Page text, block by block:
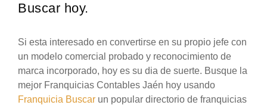
Buscar hoy.
Si esta interesado en convertirse en su propio jefe con
un modelo comercial probado y reconocimiento de
marca incorporado, hoy es su dia de suerte. Busque la
mejor Franquicias Contables Jaén hoy usando
Franquicia Buscar un popular directorio de franquicias